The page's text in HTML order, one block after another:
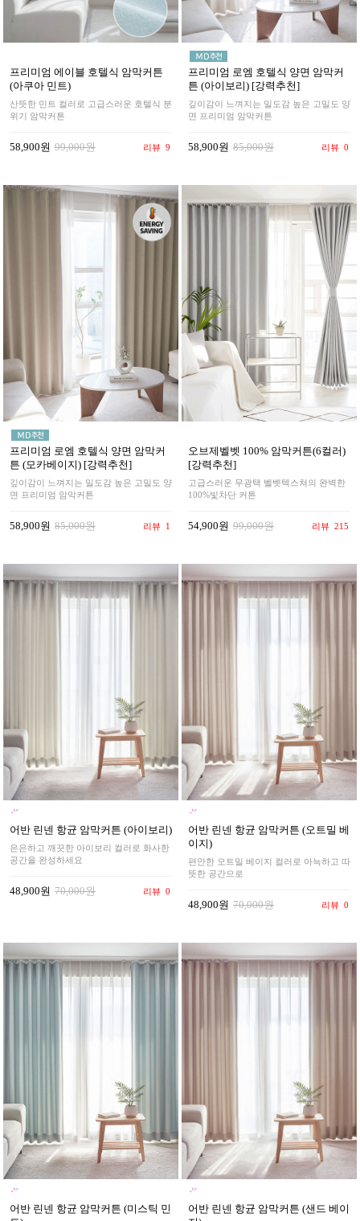
프리미엄 에이블 호텔식 암막커튼
(아쿠아 민트)
산뜻한 민트 컬러로 고급스러운 호텔식 분
위기 암막커튼
58,900원 99,000원 리뷰 9
프리미엄 로엠 호텔식 양면 암막커
튼 (아이보리) [강력추천]
깊이감이 느껴지는 밀도감 높은 고밀도 양
면 프리미엄 암막커튼
58,900원 85,000원 리뷰 0
프리미엄 로엠 호텔식 양면 암막커
튼 (모카베이지) [강력추천]
깊이감이 느껴지는 밀도감 높은 고밀도 양
면 프리미엄 암막커튼
58,900원 85,000원 리뷰 1
오브제벨벳 100% 암막커튼(6컬러)
[강력추천]
고급스러운 무광택 벨벳텍스쳐의 완벽한
100%빛차단 커튼
54,900원 99,000원 리뷰 215
어반 린넨 항균 암막커튼 (아이보리)
은은하고 깨끗한 아이보리 컬러로 화사한
공간을 완성하세요
48,900원 70,000원 리뷰 0
어반 린넨 항균 암막커튼 (오트밀 베
이지)
편안한 오트밀 베이지 컬러로 아늑하고 따
뜻한 공간으로
48,900원 70,000원 리뷰 0
어반 린넨 항균 암막커튼 (미스틱 민
어반 린넨 항균 암막커튼 (샌드 베이